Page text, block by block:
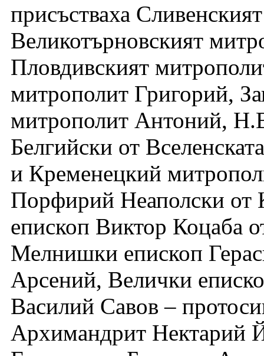
присъстваха
Великотърновският
Пловдивският
митрополит Григорий,
митрополит Антоний,
Белгийски от
и Кременецкий
Порфирий Неаполски от
епископ Виктор Коцаба
Мелнишки епископ
Арсений, Велички
Василий Савов –
Архимандрит Нектарий